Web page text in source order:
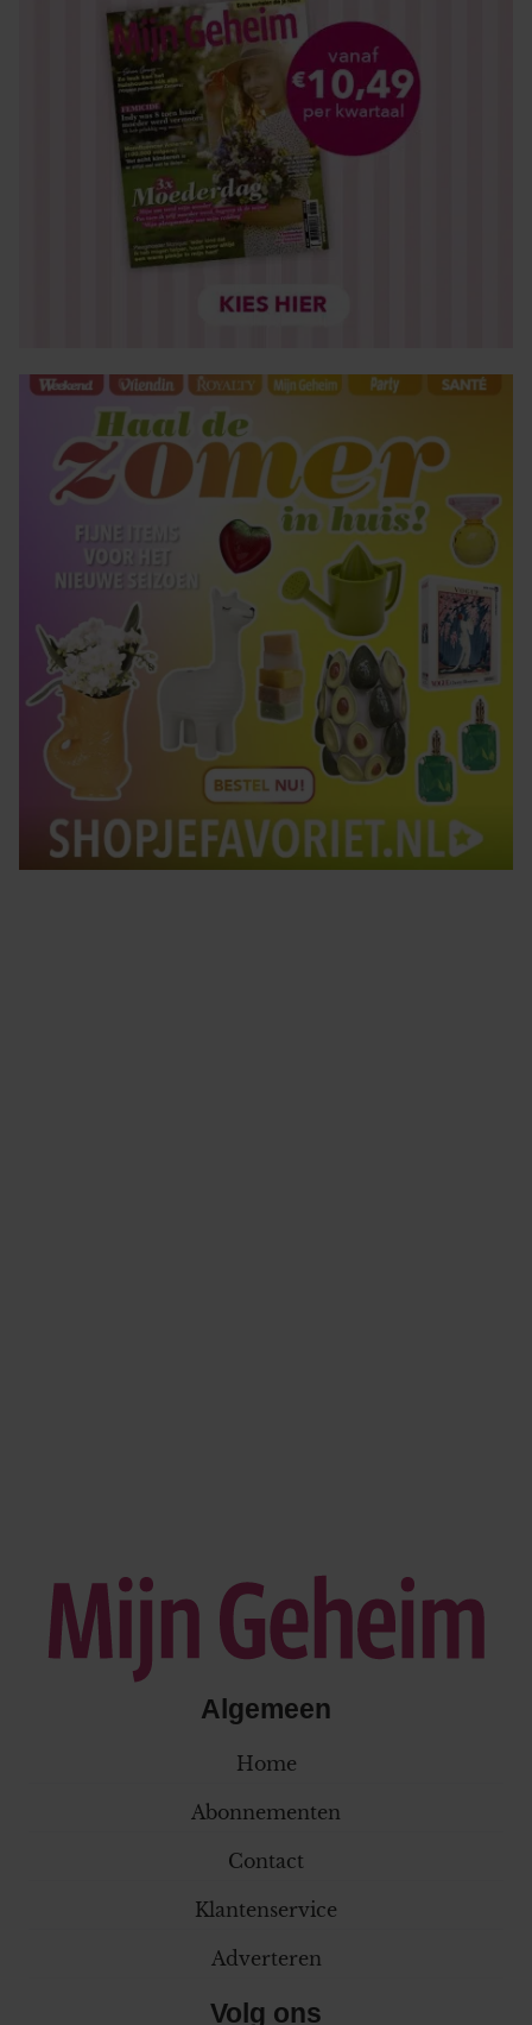
Algemeen
Home
Abonnementen
Contact
Klantenservice
Adverteren
Volg ons